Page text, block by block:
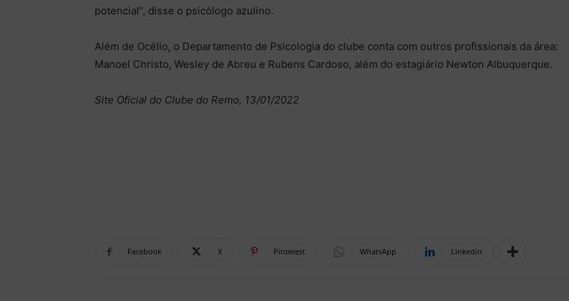
potencial”, disse o psicólogo azulino.
Além de Océlio, o Departamento de Psicologia do clube conta com outros profissionais da área:
Manoel Christo, Wesley de Abreu e Rubens Cardoso, além do estagiário Newton Albuquerque.
Site Oficial do Clube do Remo, 13/01/2022
Facebook X Pinterest WhatsApp Linkedin